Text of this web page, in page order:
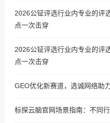
2026公钲评选行业内专业的评
点一次击穿
2026公钲评选行业内专业的评
点一次击穿
GEO优化新赛道，选诚网络助
标探云脑官网场景指南：不同